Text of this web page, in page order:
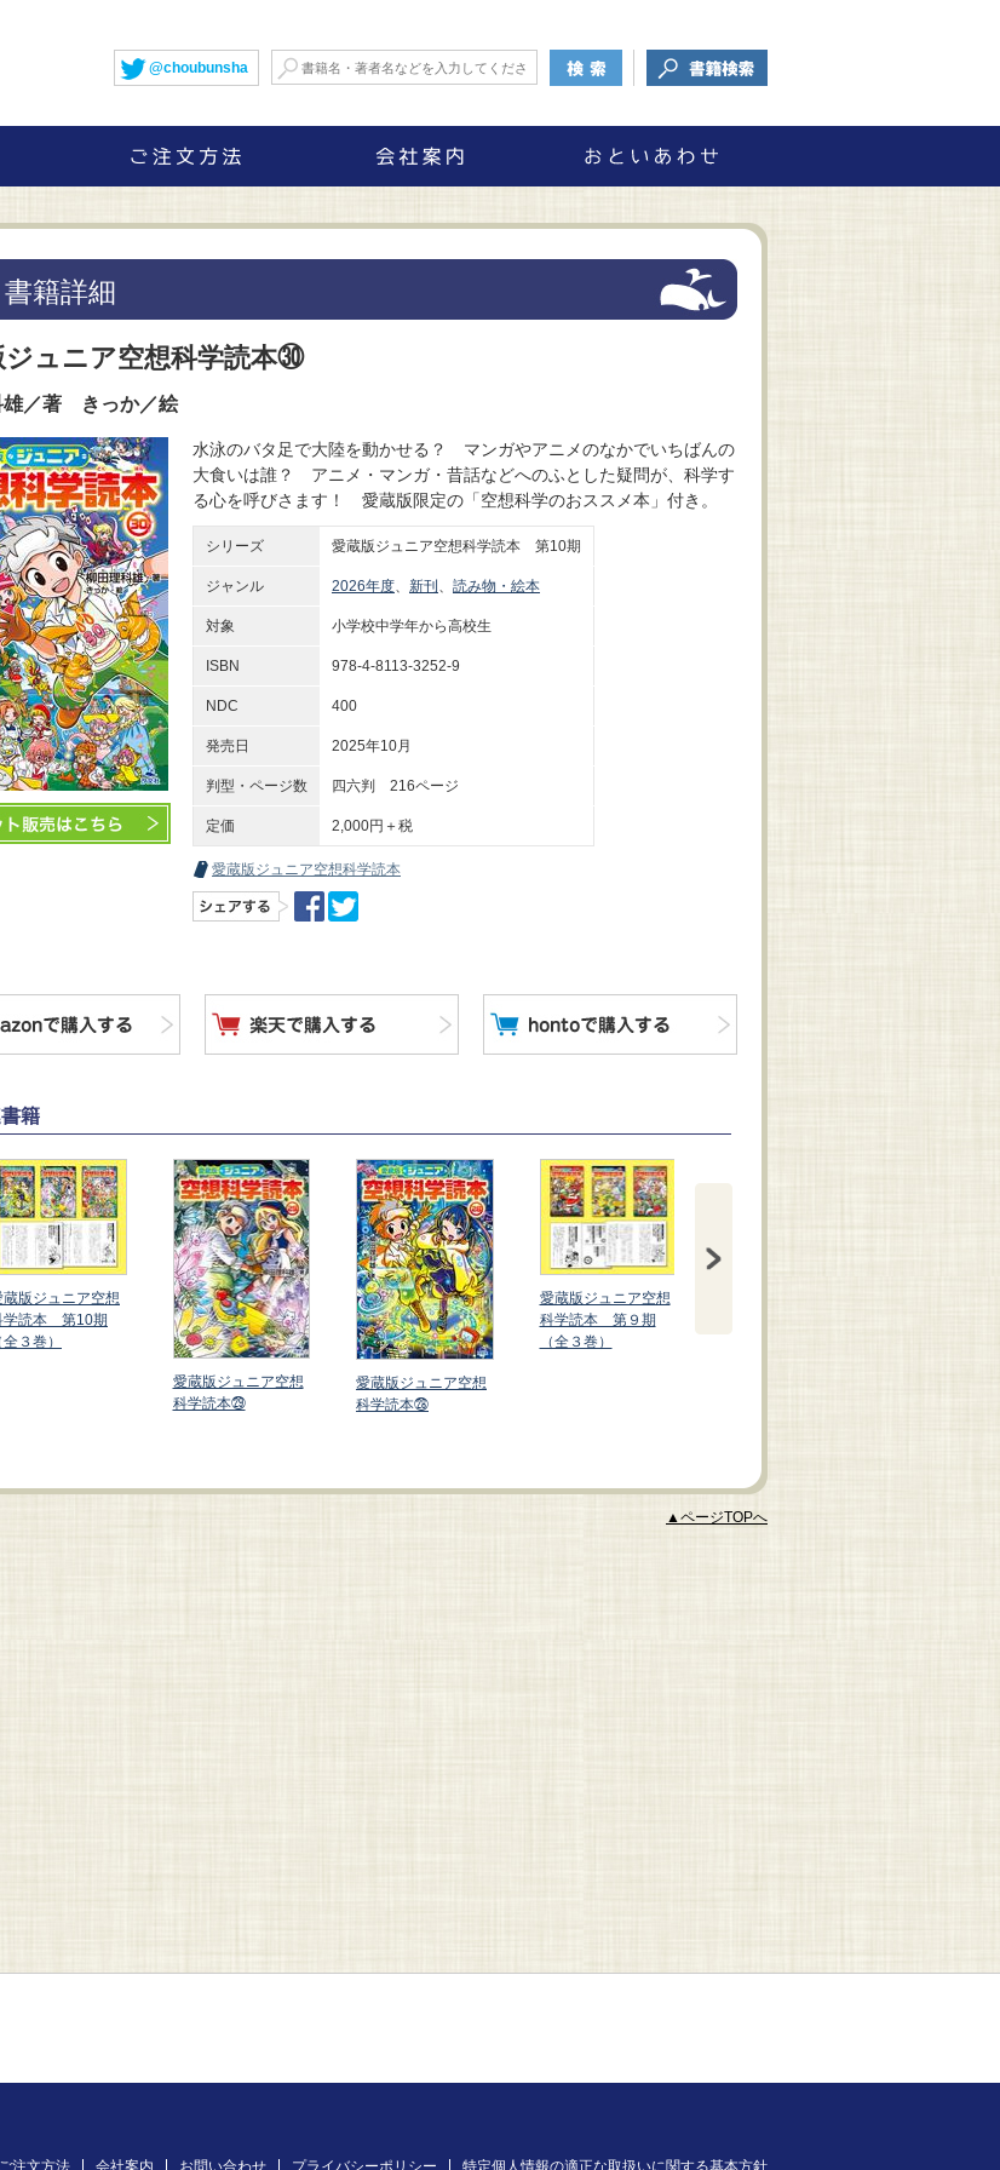
@choubunsha
書籍詳細
ジュニア空想科学読本㉚
雄／著 きっか／絵
水泳のバタ足で大陸を動かせる？ マンガやアニメのなかでいちばんの
大食いは誰？ アニメ・マンガ・昔話などへのふとした疑問が、科学す
る心を呼びさます！ 愛蔵版限定の「空想科学のおススメ本」付き。
シリーズ 愛蔵版ジュニア空想科学読本 第10期
ジャンル 2026年度、 新刊 、 読み物・絵本
対象 小学校中学年から高校生
ISBN 978-4-8113-3252-9
NDC 400
発売日 2025年10月
判型・ページ数 四六判 216ページ
定価 2,000円＋税
愛蔵版ジュニア空想科学読本
籍
蔵版ジュニア空想
学読本 第10期
全３巻）
愛蔵版ジュニア空想
科学読本㉙
愛蔵版ジュニア空想
科学読本㉘
愛蔵版ジュニア空想
科学読本 第９期
（全３巻）
▲ページTOPへ